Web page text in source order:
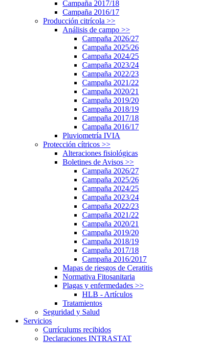
Campaña 2017/18
Campaña 2016/17
Producción citrícola >>
Análisis de campo >>
Campaña 2026/27
Campaña 2025/26
Campaña 2024/25
Campaña 2023/24
Campaña 2022/23
Campaña 2021/22
Campaña 2020/21
Campaña 2019/20
Campaña 2018/19
Campaña 2017/18
Campaña 2016/17
Pluviometría IVIA
Protección cítricos >>
Alteraciones fisiológicas
Boletines de Avisos >>
Campaña 2026/27
Campaña 2025/26
Campaña 2024/25
Campaña 2023/24
Campaña 2022/23
Campaña 2021/22
Campaña 2020/21
Campaña 2019/20
Campaña 2018/19
Campaña 2017/18
Campaña 2016/2017
Mapas de riesgos de Ceratitis
Normativa Fitosanitaria
Plagas y enfermedades >>
HLB - Artículos
Tratamientos
Seguridad y Salud
Servicios
Currículums recibidos
Declaraciones INTRASTAT